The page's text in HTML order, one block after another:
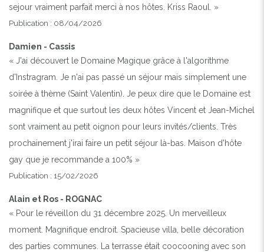
sejour vraiment parfait merci à nos hôtes. Kriss Raoul. »
Publication : 08/04/2026
Damien - Cassis
« J'ai découvert le Domaine Magique grâce à l'algorithme
d'Instragram. Je n'ai pas passé un séjour mais simplement une
soirée à thème (Saint Valentin). Je peux dire que le Domaine est
magnifique et que surtout les deux hôtes Vincent et Jean-Michel
sont vraiment au petit oignon pour leurs invités/clients. Très
prochainement j'irai faire un petit séjour là-bas. Maison d'hôte
gay que je recommande a 100% »
Publication : 15/02/2026
Alain et Ros - ROGNAC
« Pour le réveillon du 31 décembre 2025. Un merveilleux
moment. Magnifique endroit. Spacieuse villa, belle décoration
des parties communes. La terrasse était coocooning avec son